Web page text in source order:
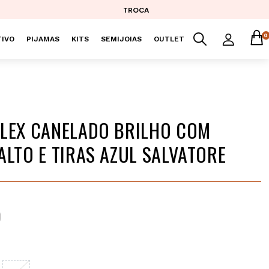
TROCA
PIJAMAS KITS SEMIJOIAS OUTLET 0
CANELADO BRILHO COM
E TIRAS AZUL SALVATORE